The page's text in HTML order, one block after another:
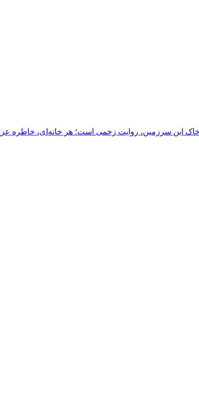
این سرزمین، روایت زخمی است؛ هر خانه‌ای، خاطره